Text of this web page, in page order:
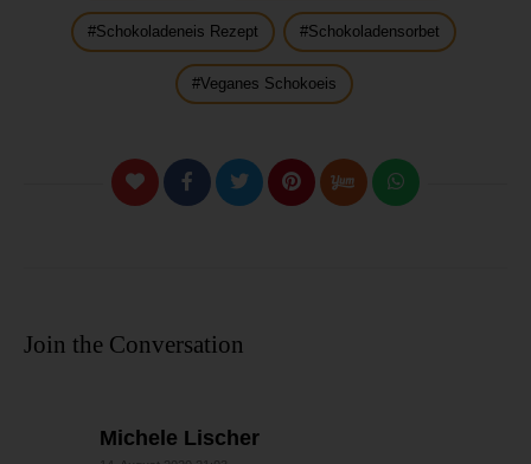
Schokoladeneis Rezept Schokoladensorbet
Veganes Schokoeis
Join the Conversation
Michele Lischersagt: